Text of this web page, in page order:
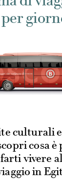
per
culturali
cosa
vivere
in